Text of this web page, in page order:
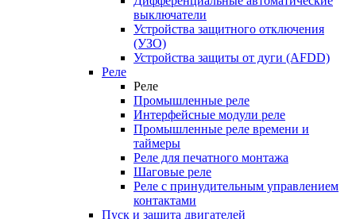
выключатели
Устройства защитного отключения
(УЗО)
Устройства защиты от дуги (AFDD)
Реле
Реле
Промышленные реле
Интерфейсные модули реле
Промышленные реле времени и
таймеры
Реле для печатного монтажа
Шаговые реле
Реле с принудительным управлением
контактами
Пуск и защита двигателей